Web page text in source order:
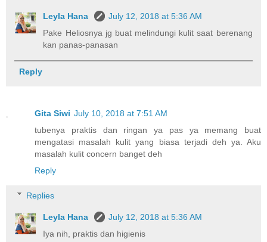
Leyla Hana
July 12, 2018 at 5:36 AM
Pake Heliosnya jg buat melindungi kulit saat berenang
kan panas-panasan
Reply
Gita Siwi July 10, 2018 at 7:51 AM
tubenya praktis dan ringan ya pas ya memang buat
mengatasi masalah kulit yang biasa terjadi deh ya. Aku
masalah kulit concern banget deh
Reply
Replies
Leyla Hana
July 12, 2018 at 5:36 AM
Iya nih, praktis dan higienis